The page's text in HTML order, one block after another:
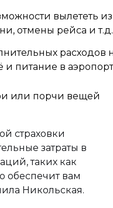
вылететь
отмены рейса и т.д.
расходов
и питание в
или порчи вещей
страховки
затраты в
таких как
обеспечит вам
Никольская.